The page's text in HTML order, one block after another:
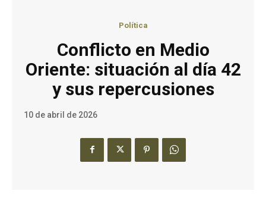
Política
Conflicto en Medio
Oriente: situación al día 42
y sus repercusiones
10 de abril de 2026